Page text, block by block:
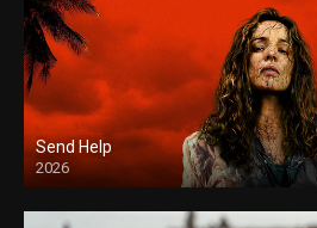
Send Help
2026